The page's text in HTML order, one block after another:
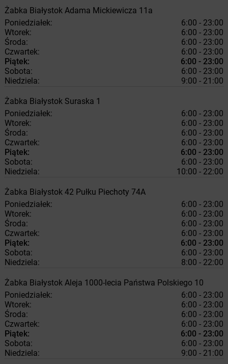
Żabka Białystok Adama Mickiewicza 11a
Poniedziałek:
6:00 - 23:00
Wtorek:
6:00 - 23:00
Środa:
6:00 - 23:00
Czwartek:
6:00 - 23:00
Piątek:
6:00 - 23:00
Sobota:
6:00 - 23:00
Niedziela:
9:00 - 21:00
Żabka Białystok Suraska 1
Poniedziałek:
6:00 - 23:00
Wtorek:
6:00 - 23:00
Środa:
6:00 - 23:00
Czwartek:
6:00 - 23:00
Piątek:
6:00 - 23:00
Sobota:
6:00 - 23:00
Niedziela:
10:00 - 22:00
Żabka Białystok 42 Pułku Piechoty 74A
Poniedziałek:
6:00 - 23:00
Wtorek:
6:00 - 23:00
Środa:
6:00 - 23:00
Czwartek:
6:00 - 23:00
Piątek:
6:00 - 23:00
Sobota:
6:00 - 23:00
Niedziela:
8:00 - 22:00
Żabka Białystok Aleja 1000-lecia Państwa Polskiego 10
Poniedziałek:
6:00 - 23:00
Wtorek:
6:00 - 23:00
Środa:
6:00 - 23:00
Czwartek:
6:00 - 23:00
Piątek:
6:00 - 23:00
Sobota:
6:00 - 23:00
Niedziela:
9:00 - 21:00